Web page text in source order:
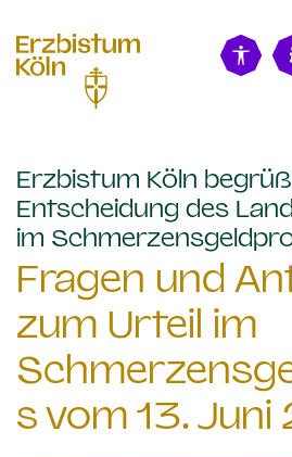
Erzbistum Köln
Entscheidung des
im
Fragen und
zum Urteil im
s vom 13.